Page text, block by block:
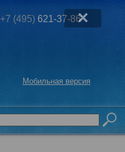
+7 (495) 621-37-86
Мобильная версия